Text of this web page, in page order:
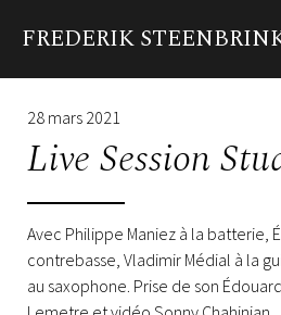
FREDERIK
Biographie News
28 mars 2021
Live Session
Avec Philippe Maniez à la batterie,
contrebasse, Vladimir Médial à la
au saxophone. Prise de son